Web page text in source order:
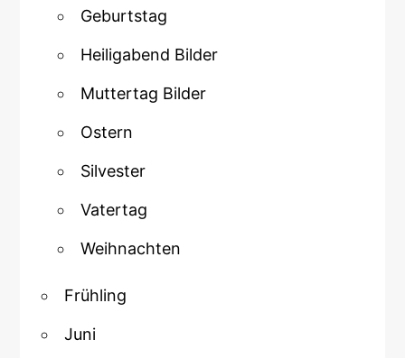
Geburtstag
Heiligabend Bilder
Muttertag Bilder
Ostern
Silvester
Vatertag
Weihnachten
Frühling
Juni